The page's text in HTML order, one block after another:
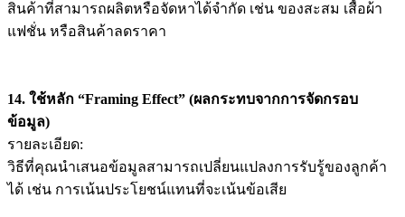
สินค้าที่สามารถผลิตหรือจัดหาได้จำกัด เช่น ของสะสม เสื้อผ้า
แฟชั่น หรือสินค้าลดราคา
14. ใช้หลัก “Framing Effect” (ผลกระทบจากการจัดกรอบ
ข้อมูล)
รายละเอียด:
วิธีที่คุณนำเสนอข้อมูลสามารถเปลี่ยนแปลงการรับรู้ของลูกค้า
ได้ เช่น การเน้นประโยชน์แทนที่จะเน้นข้อเสีย